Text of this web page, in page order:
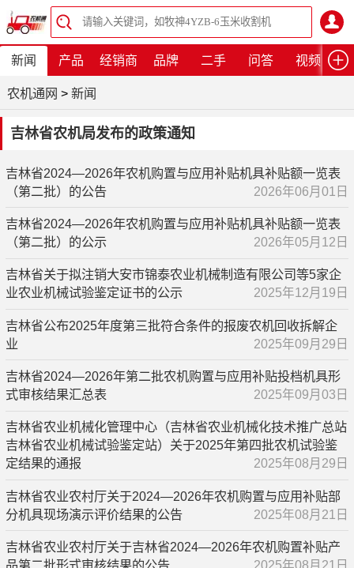
新闻 产品 经销商 品牌 二手 问答 视频
农机通网 > 新闻
吉林省农机局发布的政策通知
吉林省2024—2026年农机购置与应用补贴机具补贴额一览表
（第二批）的公告
2026年06月01日
吉林省2024—2026年农机购置与应用补贴机具补贴额一览表
（第二批）的公示
2026年05月12日
吉林省关于拟注销大安市锦泰农业机械制造有限公司等5家企
业农业机械试验鉴定证书的公示
2025年12月19日
吉林省公布2025年度第三批符合条件的报废农机回收拆解企
业
2025年09月29日
吉林省2024—2026年第二批农机购置与应用补贴投档机具形
式审核结果汇总表
2025年09月03日
吉林省农业机械化管理中心（吉林省农业机械化技术推广总站
吉林省农业机械试验鉴定站）关于2025年第四批农机试验鉴
定结果的通报
2025年08月29日
吉林省农业农村厅关于2024—2026年农机购置与应用补贴部
分机具现场演示评价结果的公告
2025年08月21日
吉林省农业农村厅关于吉林省2024—2026年农机购置补贴产
品第二批形式审核结果的公告